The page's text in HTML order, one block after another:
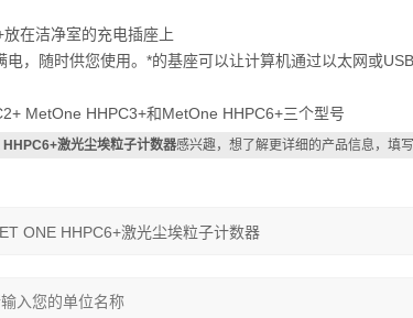
在洁净室的充电插座上
，随时供您使用。*的基座可以让计算机通过以太网或
MetOne HHPC3+和MetOne HHPC6+三个型号
HHPC6+激光尘埃粒子计数器感兴趣，想了解更详细的产品信息，填